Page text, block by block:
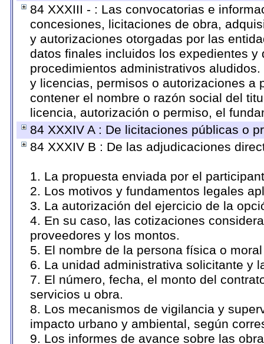
84 XXXIII - : Las convocatorias e
concesiones, licitaciones de obra,
y autorizaciones otorgadas por las
datos finales incluidos los expedientes
procedimientos administrativos
y licencias, permisos o autorizaciones a
contener el nombre o razón social del
licencia, autorización o permiso, el
84 XXXIV A : De licitaciones públicas o
84 XXXIV B : De las adjudicaciones
1. La propuesta enviada por el
2. Los motivos y fundamentos legales
3. La autorización del ejercicio de la
4. En su caso, las cotizaciones
proveedores y los montos.
5. El nombre de la persona física o
6. La unidad administrativa solicitante y
7. El número, fecha, el monto del
servicios u obra.
8. Los mecanismos de vigilancia y
impacto urbano y ambiental, según
9. Los informes de avance sobre las